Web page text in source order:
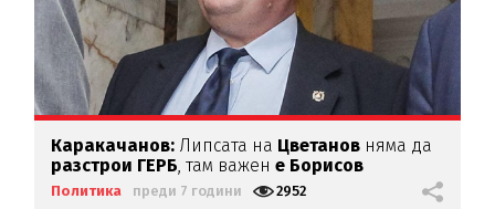
Каракачанов: Липсата на Цветанов няма да
разстрои ГЕРБ , там важене Борисов
Политика преди 7 години 2952